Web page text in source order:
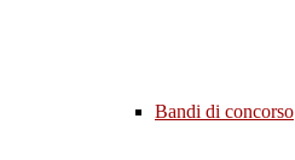
Bandi di concorso